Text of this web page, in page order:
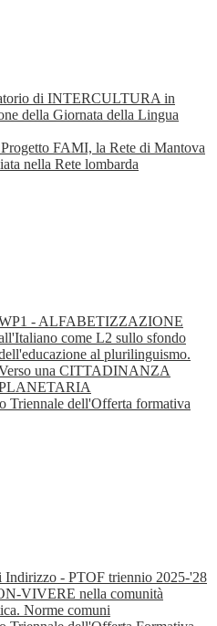
di INTERCULTURA in
della Giornata della Lingua
FAMI, la Rete di Mantova
nella Rete lombarda
- ALFABETIZZAZIONE
come L2 sullo sfondo
al plurilinguismo.
una CITTADINANZA
Triennale dell'Offerta formativa
Indirizzo - PTOF triennio 2025-'28
VIVERE nella comunità
Norme comuni